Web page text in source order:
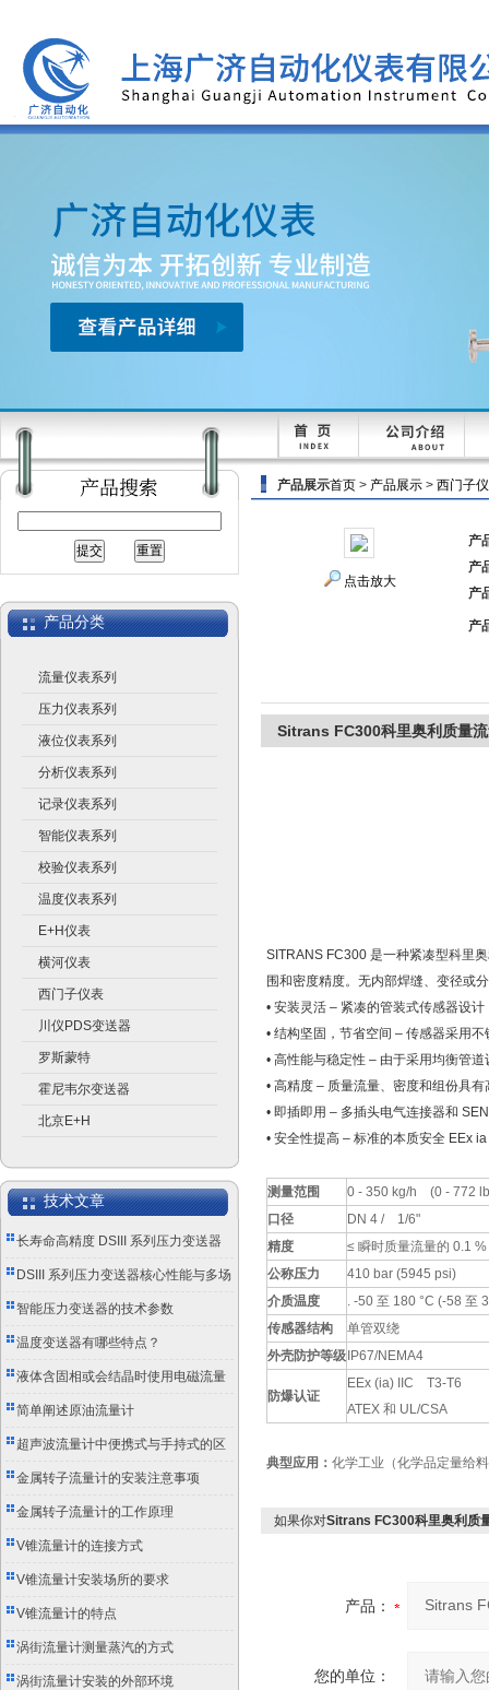
产品分类
流量仪表系列
压力仪表系列
液位仪表系列
分析仪表系列
记录仪表系列
智能仪表系列
校验仪表系列
温度仪表系列
E+H仪表
横河仪表
西门子仪表
川仪PDS变送器
罗斯蒙特
霍尼韦尔变送器
北京E+H
技术文章
长寿命高精度 DSIII 系列压力变送器
成工业测控优选
DSIII 系列压力变送器核心性能与多场
景应用实践
智能压力变送器的技术参数
温度变送器有哪些特点？
液体含固相或会结晶时使用电磁流量
计的注意事项
简单阐述原油流量计
超声波流量计中便携式与手持式的区
别
金属转子流量计的安装注意事项
金属转子流量计的工作原理
V锥流量计的连接方式
V锥流量计安装场所的要求
V锥流量计的特点
涡街流量计测量蒸汽的方式
涡街流量计安装的外部环境
产品展示首页 > 产品展示 > 西门子
点击放大
产
产
产
产
Sitrans FC300科里奥利质量
SITRANS FC300 是一种紧凑型科里
围和密度精度。无内部焊缝、变径或
• 安装灵活 – 紧凑的管装式传感器设
• 结构坚固，节省空间 – 传感器采用
• 高性能与稳定性 – 由于采用均衡管
• 高精度 – 质量流量、密度和组份具
• 即插即用 – 多插头电气连接器和
• 安全性提高 – 标准的本质安全 EEx
测量范围
0 - 350 kg/h (0 - 772
口径
DN 4 / 1/6"
精度
≤ 瞬时质量流量的 0.1 %
公称压力
410 bar (5945 psi)
介质温度
. -50 至 180 °C (-58 至
传感器结构
单管双绕
外壳防护等级 IP67/NEMA4
防爆认证
EEx (ia) IIC T3-T6
ATEX 和 UL/CSA
典型应用： 化学工业（化学品定量给
如果你对Sitrans FC300科里奥利质
产品：
您的单位：